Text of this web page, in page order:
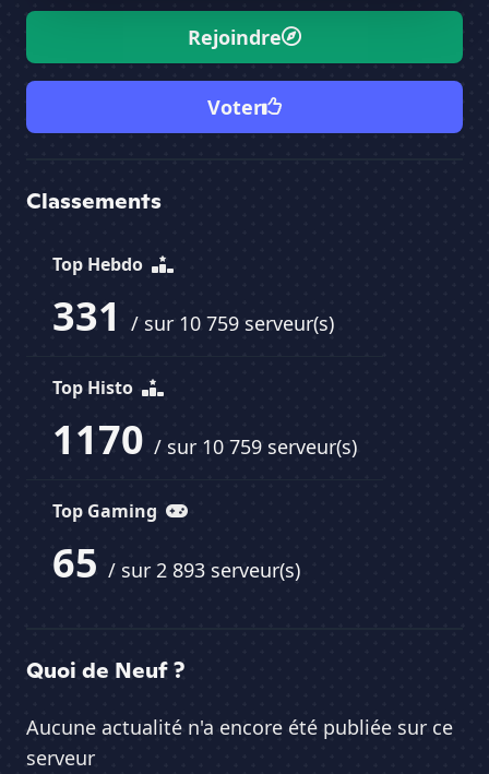
Rejoindre
Voter
Classements
Top Hebdo
331 / sur 10 759 serveur(s)
Top Histo
1170 / sur 10 759 serveur(s)
Top Gaming
65 / sur 2 893 serveur(s)
Quoi de Neuf ?
Aucune actualité n'a encore été publiée sur ce
serveur